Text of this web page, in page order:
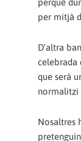
perquè
per mitjà
D’altra
celebrada
que serà
normalitzi
Nosaltres